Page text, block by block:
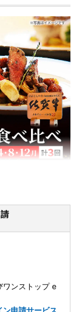
ワンストップ e